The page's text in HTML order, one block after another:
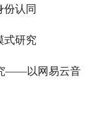
认同
式研究
——以网易云音